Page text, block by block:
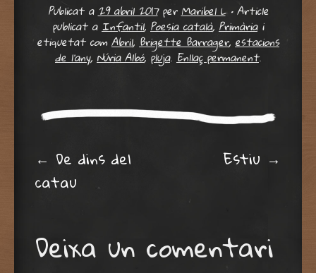
Publicat a29 abril 2017perMaribel L •Article
publicat aInfantil, Poesia català, Primàriai
etiquetat comAbril, Brigette Barrager, estacions
de l'any, Núria Albó, pluja. Enllaç permanent.
Post navigation
← De dins del
catau
Estiu →
Deixa un comentari